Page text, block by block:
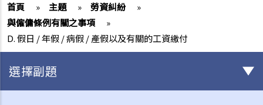
首頁 » 主題 » 勞資糾紛
»
與僱傭條例有關之事項
»
D. 假日 / 年假 / 病假 / 產假以及有關的工資繳付
選擇副題